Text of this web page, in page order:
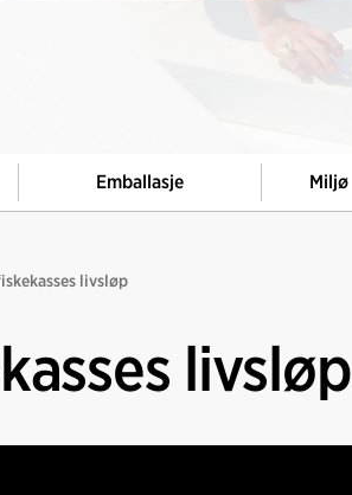
Emballasje Miljø
livsløp
livsløp